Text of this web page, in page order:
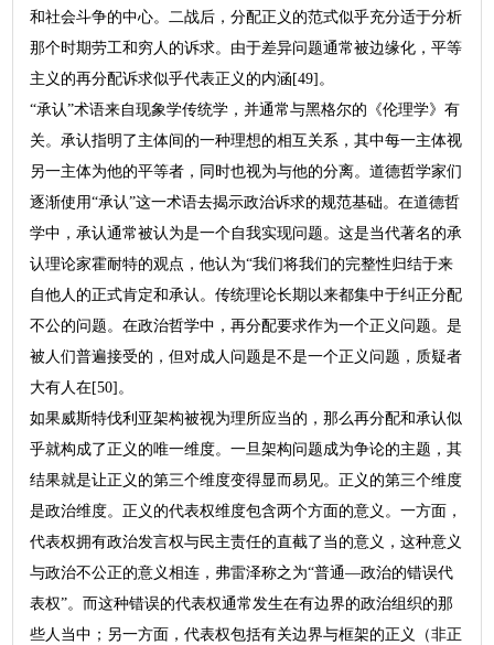
和社会斗争的中心。二战后，分配正义的范式似乎充分适于分析
那个时期劳工和穷人的诉求。由于差异问题通常被边缘化，平等
主义的再分配诉求似乎代表正义的内涵[49]。
“承认”术语来自现象学传统学，并通常与黑格尔的《伦理学》有
关。承认指明了主体间的一种理想的相互关系，其中每一主体视
另一主体为他的平等者，同时也视为与他的分离。道德哲学家们
逐渐使用“承认”这一术语去揭示政治诉求的规范基础。在道德哲
学中，承认通常被认为是一个自我实现问题。这是当代著名的承
认理论家霍耐特的观点，他认为“我们将我们的完整性归结于来
自他人的正式肯定和承认。传统理论长期以来都集中于纠正分配
不公的问题。在政治哲学中，再分配要求作为一个正义问题。是
被人们普遍接受的，但对成人问题是不是一个正义问题，质疑者
大有人在[50]。
如果威斯特伐利亚架构被视为理所应当的，那么再分配和承认似
乎就构成了正义的唯一维度。一旦架构问题成为争论的主题，其
结果就是让正义的第三个维度变得显而易见。正义的第三个维度
是政治维度。正义的代表权维度包含两个方面的意义。一方面，
代表权拥有政治发言权与民主责任的直截了当的意义，这种意义
与政治不公正的意义相连，弗雷泽称之为“普通—政治的错误代
表权”。而这种错误的代表权通常发生在有边界的政治组织的那
些人当中；另一方面，代表权包括有关边界与框架的正义（非正